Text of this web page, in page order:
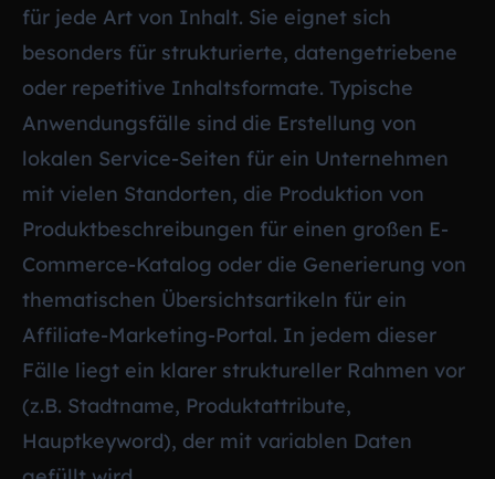
für jede Art von Inhalt. Sie eignet sich
besonders für strukturierte, datengetriebene
oder repetitive Inhaltsformate. Typische
Anwendungsfälle sind die Erstellung von
lokalen Service-Seiten für ein Unternehmen
mit vielen Standorten, die Produktion von
Produktbeschreibungen für einen großen E-
Commerce-Katalog oder die Generierung von
thematischen Übersichtsartikeln für ein
Affiliate-Marketing-Portal. In jedem dieser
Fälle liegt ein klarer struktureller Rahmen vor
(z.B. Stadtname, Produktattribute,
Hauptkeyword), der mit variablen Daten